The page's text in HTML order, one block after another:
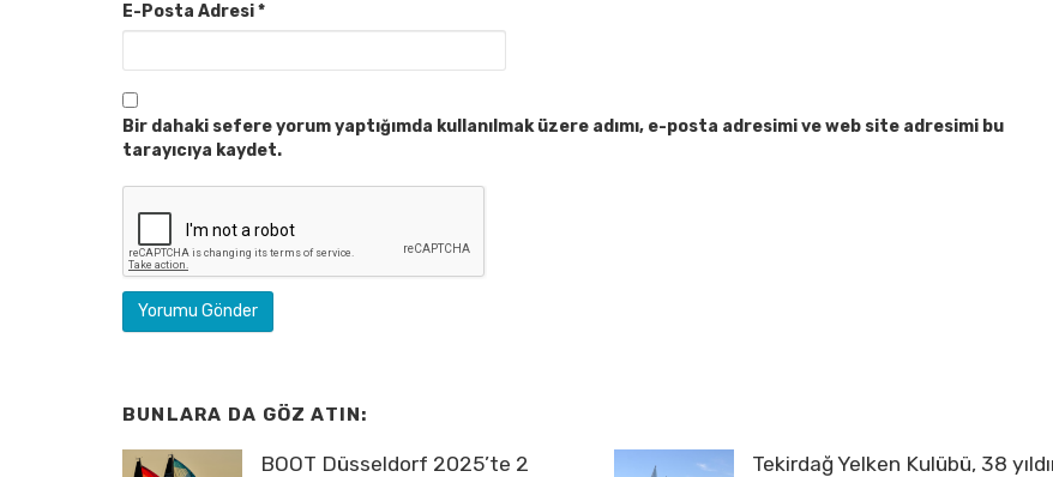
E-Posta Adresi*
Bir dahaki sefere yorum yaptığımda kullanılmak üzere adımı, e-posta adresimi ve web site adresimi bu
tarayıcıya kaydet.
BUNLARA DA GÖZ ATIN:
BOOT Düsseldorf 2025’te 2
Tekirdağ Yelken Kulübü, 38